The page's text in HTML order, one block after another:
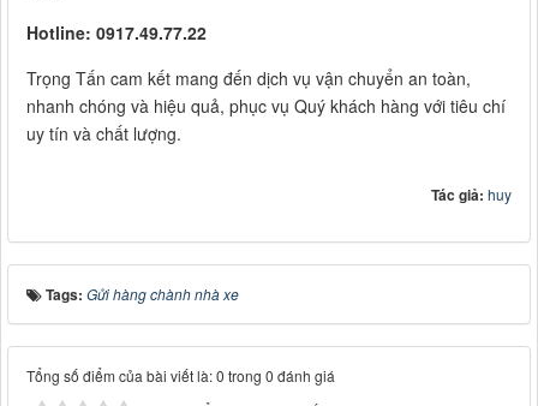
Hotline: 0917.49.77.22
Trọng Tấn cam kết mang đến dịch vụ vận chuyển an toàn,
nhanh chóng và hiệu quả, phục vụ Quý khách hàng với tiêu chí
uy tín và chất lượng.
Tác giả: huy
Tags: Gửi hàng chành nhà xe
Tổng số điểm của bài viết là: 0 trong 0 đánh giá